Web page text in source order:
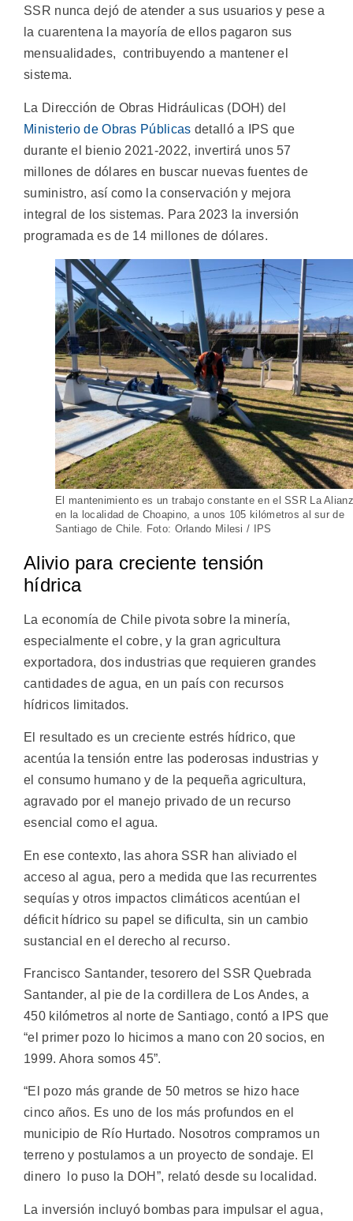
SSR nunca dejó de atender a sus usuarios y pese a
la cuarentena la mayoría de ellos pagaron sus
mensualidades, contribuyendo a mantener el
sistema.
La Dirección de Obras Hidráulicas (DOH) del
Ministerio de Obras Públicas detalló a IPS que
durante el bienio 2021-2022, invertirá unos 57
millones de dólares en buscar nuevas fuentes de
suministro, así como la conservación y mejora
integral de los sistemas. Para 2023 la inversión
programada es de 14 millones de dólares.
El mantenimiento es un trabajo constante en el SSR La
en la localidad de Choapino, a unos 105 kilómetros al sur de
Santiago de Chile. Foto: Orlando Milesi / IPS
Alivio para creciente tensión
hídrica
La economía de Chile pivota sobre la minería,
especialmente el cobre, y la gran agricultura
exportadora, dos industrias que requieren grandes
cantidades de agua, en un país con recursos
hídricos limitados.
El resultado es un creciente estrés hídrico, que
acentúa la tensión entre las poderosas industrias y
el consumo humano y de la pequeña agricultura,
agravado por el manejo privado de un recurso
esencial como el agua.
En ese contexto, las ahora SSR han aliviado el
acceso al agua, pero a medida que las recurrentes
sequías y otros impactos climáticos acentúan el
déficit hídrico su papel se dificulta, sin un cambio
sustancial en el derecho al recurso.
Francisco Santander, tesorero del SSR Quebrada
Santander, al pie de la cordillera de Los Andes, a
450 kilómetros al norte de Santiago, contó a IPS que
“el primer pozo lo hicimos a mano con 20 socios, en
1999. Ahora somos 45”.
“El pozo más grande de 50 metros se hizo hace
cinco años. Es uno de los más profundos en el
municipio de Río Hurtado. Nosotros compramos un
terreno y postulamos a un proyecto de sondaje. El
dinero lo puso la DOH”, relató desde su localidad.
La inversión incluyó bombas para impulsar el agua,